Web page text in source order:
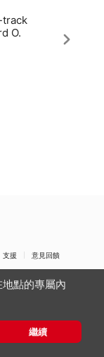
track
O.
支援 意見回饋
點的專屬內
繼續